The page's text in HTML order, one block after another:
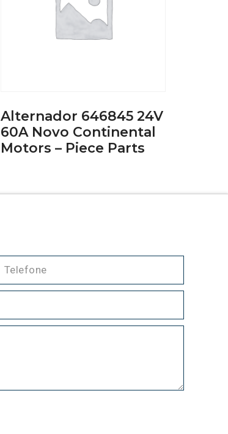
Alternador 646845 24V
60A Novo Continental
Motors – Piece Parts